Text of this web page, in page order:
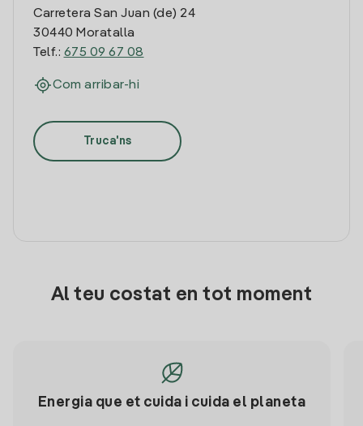
Carretera San Juan (de) 24
30440 Moratalla
Telf.: 675 09 67 08
Com arribar-hi
Truca'ns
Al teu costat en tot moment
Energia que et cuida i cuida el planeta